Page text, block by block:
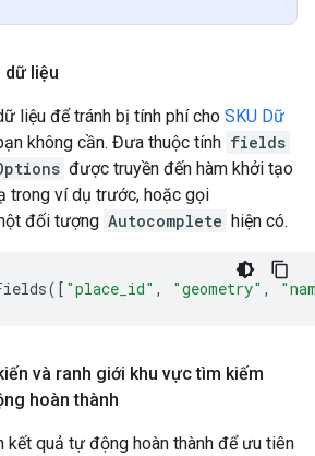
dữ liệu
liệu để tránh bị tính phí cho SKU Dữ
không cần. Đưa thuộc tính fields
được truyền đến hàm khởi tạo
trong ví dụ trước, hoặc gọi
đối tượng Autocomplete hiện có.
([ "place_id" , "geometry" ,
và ranh giới khu vực tìm kiếm
hoàn thành
kết quả tự động hoàn thành để ưu tiên